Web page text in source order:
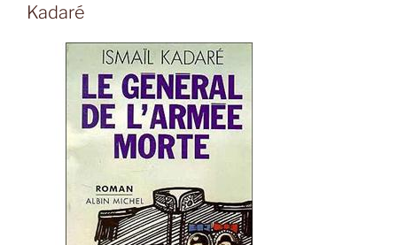
Kadaré